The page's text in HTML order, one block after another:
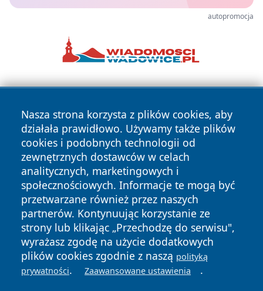
autopromocja
Nasza strona korzysta z plików cookies, aby
działała prawidłowo. Używamy także plików
cookies i podobnych technologii od
zewnętrznych dostawców w celach
analitycznych, marketingowych i
społecznościowych. Informacje te mogą być
przetwarzane również przez naszych
partnerów. Kontynuując korzystanie ze
strony lub klikając „Przechodzę do serwisu",
wyrażasz zgodę na użycie dodatkowych
plików cookies zgodnie z naszą polityką
prywatności. Zaawansowane ustawienia .
Copyright © 2026 faktykrakowa.pl Wszystkie prawa
zastrzeżone.
News Autorzy
Polityka
Prywatności
Polityka
Cookies